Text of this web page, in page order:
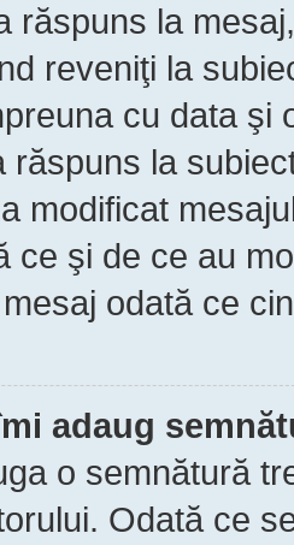
răspuns la
reveniţi la
cu data şi
răspuns la
modificat
ce şi de ce au
odată ce
adaug
o semnătură
Odată ce